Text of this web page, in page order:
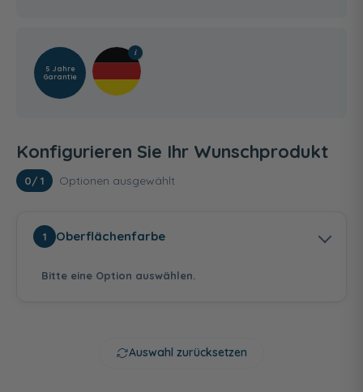
5 Jahre
Garantie
Konfigurieren Sie Ihr Wunschprodukt
0/ 1 Optionen ausgewählt
1 Oberflächenfarbe
Bitte eine Option auswählen.
Auswahl zurücksetzen